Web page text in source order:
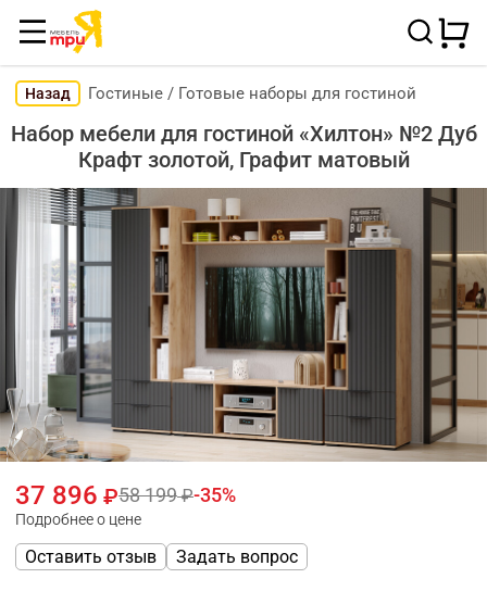
Назад Гостиные / Готовые наборы для гостиной
Набор мебели для гостиной «Хилтон» №2 Дуб
Крафт золотой, Графит матовый
37 896 58 199 35
Подробнее о цене
Оставить отзыв Задать вопрос